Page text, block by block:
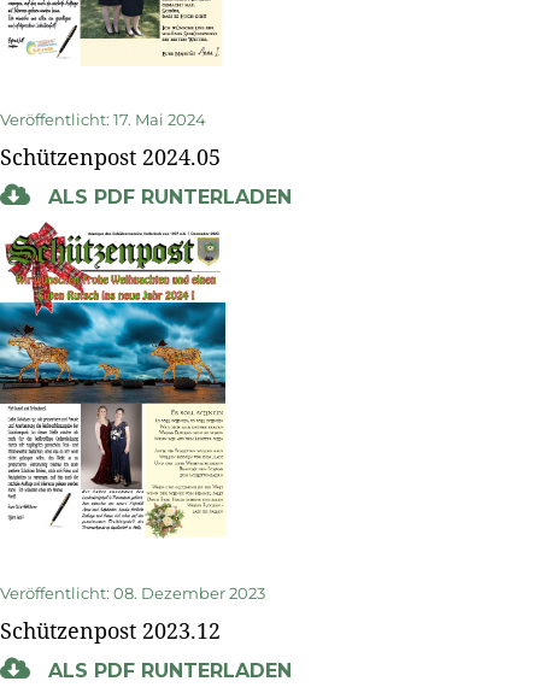
Veröffentlicht: 17. Mai 2024
Schützenpost 2024.05
ALS PDF RUNTERLADEN
Veröffentlicht: 08. Dezember 2023
Schützenpost 2023.12
ALS PDF RUNTERLADEN